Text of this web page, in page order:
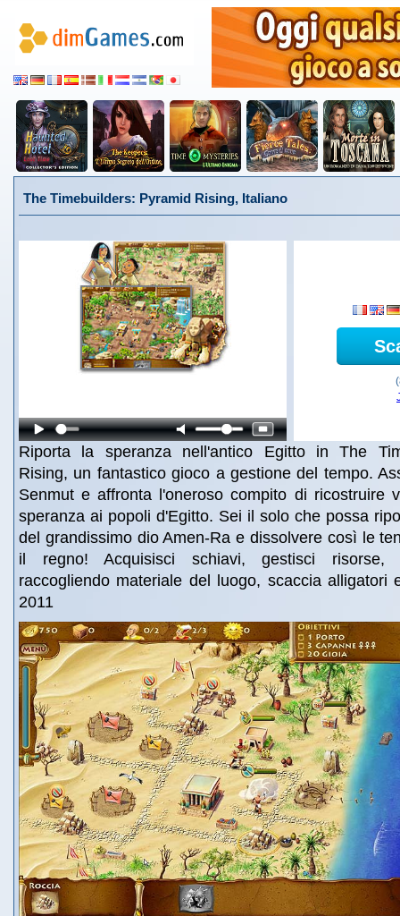
The Timebuilders: Pyramid Rising, Italiano
Riporta la speranza nell'antico Egitto in The
Rising, un fantastico gioco a gestione del tempo.
Senmut e affronta l'oneroso compito di ricostruire
speranza ai popoli d'Egitto. Sei il solo che possa
del grandissimo dio Amen-Ra e dissolvere così le
il regno! Acquisisci schiavi, gestisci risorse,
raccogliendo materiale del luogo, scaccia alligatori
2011